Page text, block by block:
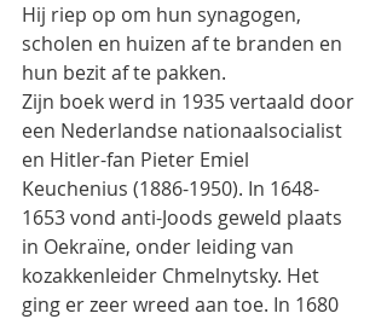
Hij riep op om hun synagogen,
scholen en huizen af te branden en
hun bezit af te pakken.
Zijn boek werd in 1935 vertaald door
een Nederlandse nationaalsocialist
en Hitler-fan Pieter Emiel
Keuchenius (1886-1950). In 1648-
1653 vond anti-Joods geweld plaats
in Oekraïne, onder leiding van
kozakkenleider Chmelnytsky. Het
ging er zeer wreed aan toe. In 1680